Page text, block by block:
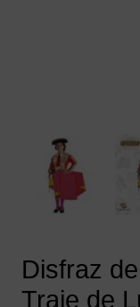
Disfraz
Traje de